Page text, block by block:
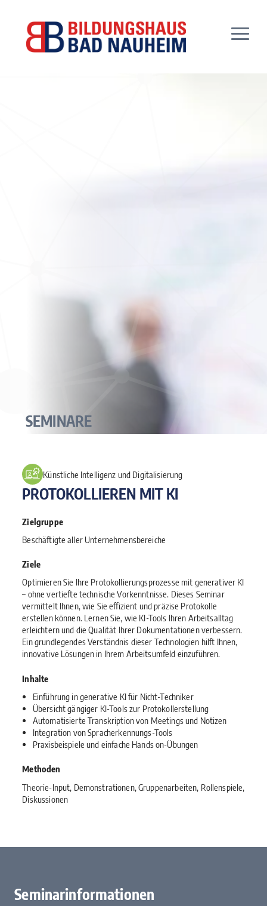
SEMINARE
Künstliche Intelligenz und Digitalisierung
PROTOKOLLIEREN MIT KI
Zielgruppe
Beschäftigte aller Unternehmensbereiche
Ziele
Optimieren Sie Ihre Protokollierungsprozesse mit generativer KI
– ohne vertiefte technische Vorkenntnisse. Dieses Seminar
vermittelt Ihnen, wie Sie effizient und präzise Protokolle
erstellen können. Lernen Sie, wie KI-Tools Ihren Arbeitsalltag
erleichtern und die Qualität Ihrer Dokumentationen verbessern.
Ein grundlegendes Verständnis dieser Technologien hilft Ihnen,
innovative Lösungen in Ihrem Arbeitsumfeld einzuführen.
Inhalte
Einführung in generative KI für Nicht-Techniker
Übersicht gängiger KI-Tools zur Protokollerstellung
Automatisierte Transkription von Meetings und Notizen
Integration von Spracherkennungs-Tools
Praxisbeispiele und einfache Hands on-Übungen
Methoden
Theorie-Input, Demonstrationen, Gruppenarbeiten, Rollenspiele,
Diskussionen
Seminarinformationen